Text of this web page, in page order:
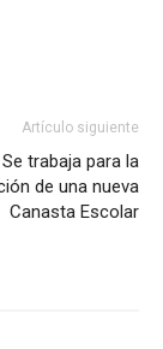
Artículo siguiente
Se trabaja para la
de una nueva
Canasta Escolar